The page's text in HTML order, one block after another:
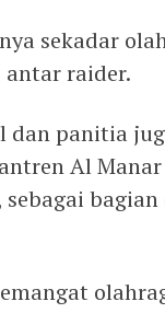
sekadar
raider.
dan panitia
Al